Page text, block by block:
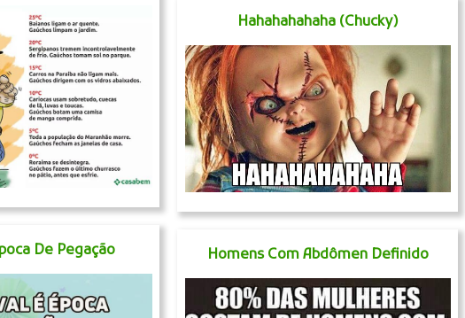
De Pegação
Hahahahahaha (Chucky)
Homens Com Abdômen Definido